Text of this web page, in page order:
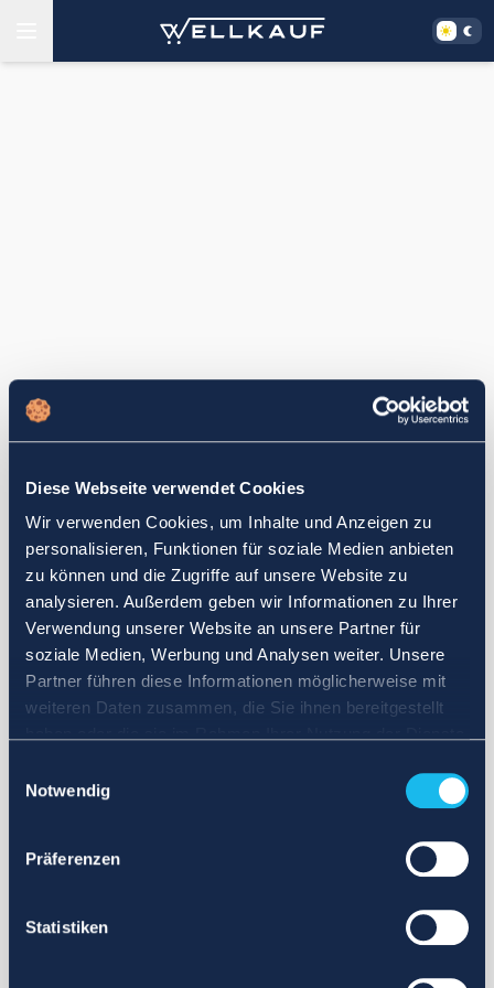
Diese Webseite verwendet Cookies
Wir verwenden Cookies, um Inhalte und Anzeigen zu
personalisieren, Funktionen für soziale Medien anbieten
zu können und die Zugriffe auf unsere Website zu
analysieren. Außerdem geben wir Informationen zu Ihrer
Verwendung unserer Website an unsere Partner für
soziale Medien, Werbung und Analysen weiter. Unsere
Partner führen diese Informationen möglicherweise mit
weiteren Daten zusammen, die Sie ihnen bereitgestellt
Notwendig
Präferenzen
Statistiken